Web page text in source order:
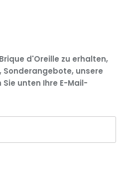
d'Oreille zu erhalten,
Sonderangebote, unsere
unten Ihre E-Mail-